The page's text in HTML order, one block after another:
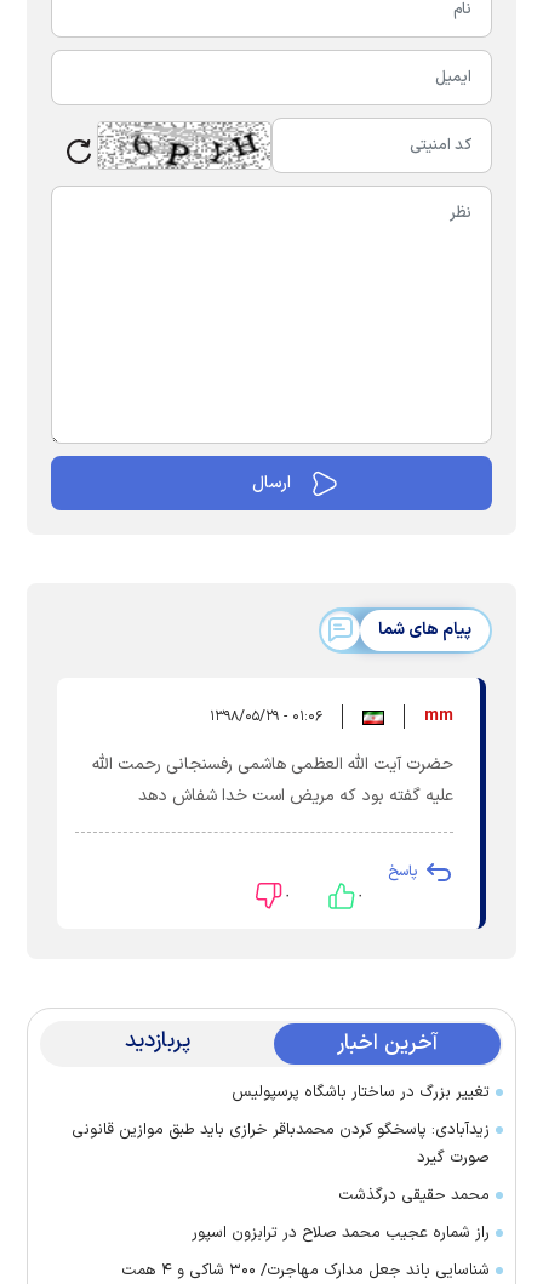
پیام های شما
mm ۰۱:۰۶ - ۱۳۹۸/۰۵/۲۹
حضرت آیت الله العظمی هاشمی رفسنجانی رحمت الله
علیه گفته بود که مریض است خدا شفاش دهد
پاسخ
۰ ۰
آخرین اخبار پربازدید
تغییر بزرگ در ساختار باشگاه پرسپولیس
زیدآبادی: پاسخگو کردن محمدباقر خرازی باید طبق موازین قانونی
صورت گیرد
محمد حقیقی درگذشت
راز شماره عجیب محمد صلاح در ترابزون اسپور
شناسایی باند جعل مدارک مهاجرت/ ۳۰۰ شاکی و ۴ همت